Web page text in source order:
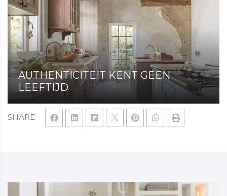
SHARE
AUTHENTICITEIT KENT GEEN
LEEFTIJD